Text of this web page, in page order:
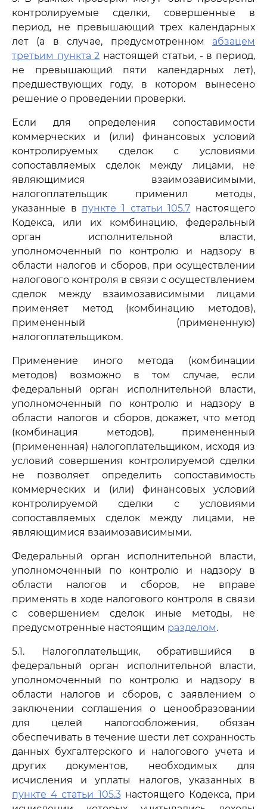
контролируемые сделки, совершенные в
период, не превышающий трех календарных
лет (а в случае, предусмотренном абзацем
третьим пункта 2 настоящей статьи, - в период,
не превышающий пяти календарных лет),
предшествующих году, в котором вынесено
решение о проведении проверки.
Если для определения сопоставимости
коммерческих и (или) финансовых условий
контролируемых сделок с условиями
сопоставляемых сделок между лицами, не
являющимися взаимозависимыми,
налогоплательщик применил методы,
указанные в пункте 1 статьи 105.7 настоящего
Кодекса, или их комбинацию, федеральный
орган исполнительной власти,
уполномоченный по контролю и надзору в
области налогов и сборов, при осуществлении
налогового контроля в связи с осуществлением
сделок между взаимозависимыми лицами
применяет метод (комбинацию методов),
примененный (примененную)
налогоплательщиком.
Применение иного метода (комбинации
методов) возможно в том случае, если
федеральный орган исполнительной власти,
уполномоченный по контролю и надзору в
области налогов и сборов, докажет, что метод
(комбинация методов), примененный
(примененная) налогоплательщиком, исходя из
условий совершения контролируемой сделки
не позволяет определить сопоставимость
коммерческих и (или) финансовых условий
контролируемой сделки с условиями
сопоставляемых сделок между лицами, не
являющимися взаимозависимыми.
Федеральный орган исполнительной власти,
уполномоченный по контролю и надзору в
области налогов и сборов, не вправе
применять в ходе налогового контроля в связи
с совершением сделок иные методы, не
предусмотренные настоящим разделом.
5.1. Налогоплательщик, обратившийся в
федеральный орган исполнительной власти,
уполномоченный по контролю и надзору в
области налогов и сборов, с заявлением о
заключении соглашения о ценообразовании
для целей налогообложения, обязан
обеспечивать в течение шести лет сохранность
данных бухгалтерского и налогового учета и
других документов, необходимых для
исчисления и уплаты налогов, указанных в
пункте 4 статьи 105.3настоящего Кодекса, при